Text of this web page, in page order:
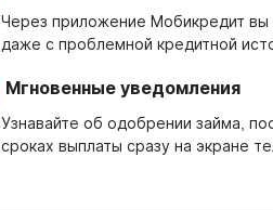
Через приложение Мобикредит вы
даже с проблемной кредитной
Мгновенные уведомления
Узнавайте об одобрении займа,
сроках выплаты сразу на экране